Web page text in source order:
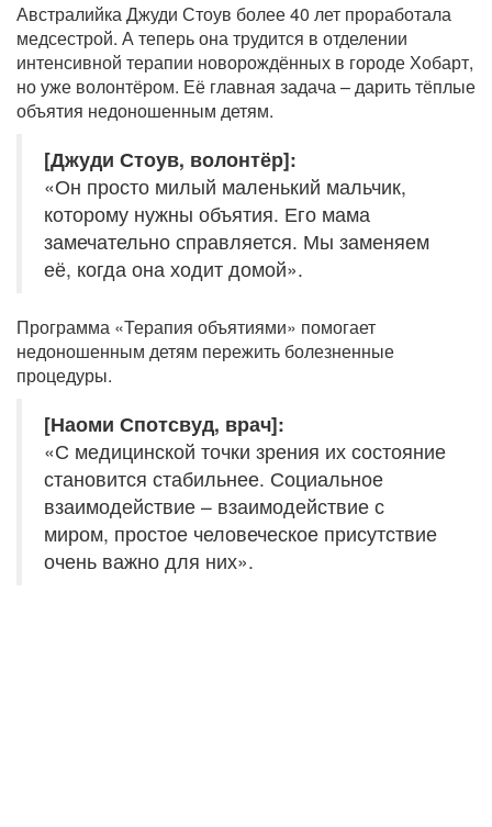
Австралийка Джуди Стоув более 40 лет проработала
медсестрой. А теперь она трудится в отделении
интенсивной терапии новорождённых в городе Хобарт,
но уже волонтёром. Её главная задача – дарить тёплые
объятия недоношенным детям.
[Джуди Стоув, волонтёр]:
«Он просто милый маленький мальчик,
которому нужны объятия. Его мама
замечательно справляется. Мы заменяем
её, когда она ходит домой».
Программа «Терапия объятиями» помогает
недоношенным детям пережить болезненные
процедуры.
[Наоми Спотсвуд, врач]:
«С медицинской точки зрения их состояние
становится стабильнее. Социальное
взаимодействие – взаимодействие с
миром, простое человеческое присутствие
очень важно для них».